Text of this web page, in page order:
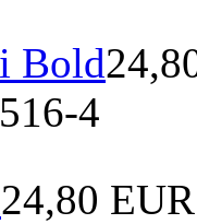
Bold
4
24,80 EUR